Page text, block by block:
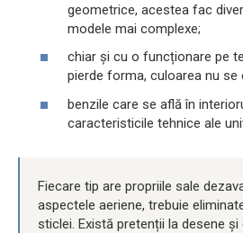
geometrice, acestea fac
modele mai complexe;
chiar și cu o funcționare pe
pierde forma, culoarea nu se
benzile care se află în
caracteristicile tehnice ale
Fiecare tip are propriile sale
aspectele aeriene, trebuie
sticlei. Există pretenții la desene și